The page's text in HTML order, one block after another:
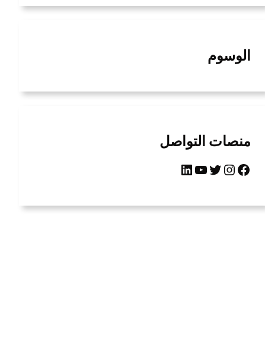
الوسوم
منصات التواصل
Facebook
Instagram
Twitter
YouTube
LinkedIn